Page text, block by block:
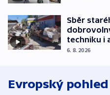
Sběr
techniku i
6. 8. 2026
Evropský pohled